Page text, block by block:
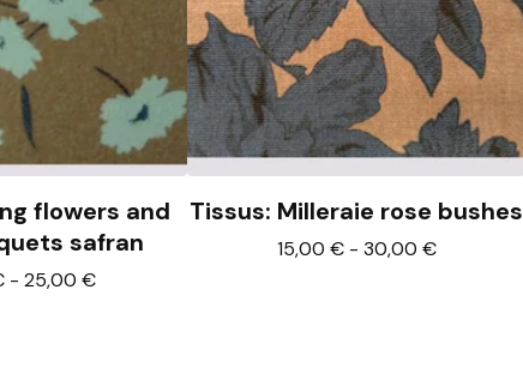
flowers and
safran
- 25,00 €
Tissus: Milleraie rose bushes
15,00 €- 30,00 €